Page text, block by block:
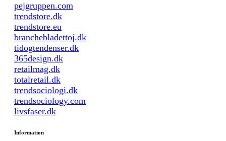
pejgruppen.com
trendstore.dk
trendstore.eu
branchebladettoj.dk
tidogtendenser.dk
365design.dk
retailmag.dk
totalretail.dk
trendsociologi.dk
trendsociology.com
livsfaser.dk
Information